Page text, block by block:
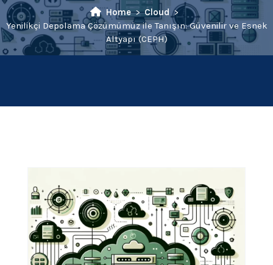
Home
Cloud
Yenilikçi Depolama Çözümümüz ile Tanışın: Güvenilir ve Esnek
Altyapı (CEPH)